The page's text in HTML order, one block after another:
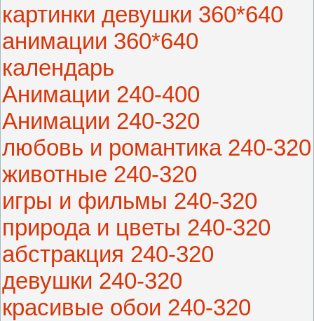
картинки девушки 360*640
анимации 360*640
календарь
Анимации 240-400
Анимации 240-320
любовь и романтика 240-320
животные 240-320
игры и фильмы 240-320
природа и цветы 240-320
абстракция 240-320
девушки 240-320
красивые обои 240-320